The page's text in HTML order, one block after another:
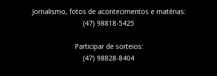
Jornalismo, fotos de acontecimentos e matérias:
(47) 98818-5425
Participar de sorteios:
(47) 98828-8404